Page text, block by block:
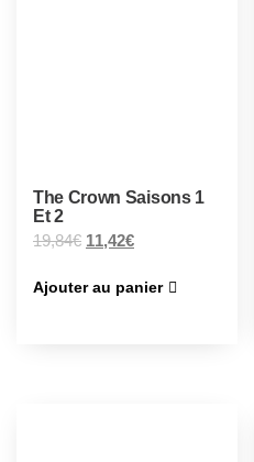
The Crown Saisons 1
Et 2
19,84€ 11,42€
Ajouter au panier